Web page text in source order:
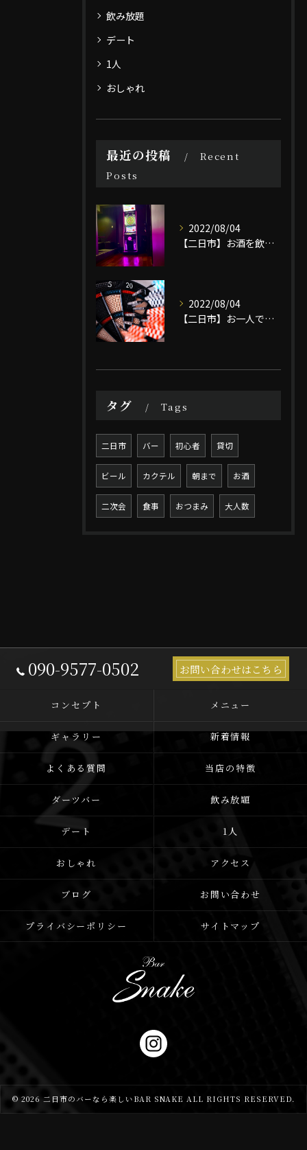
飲み放題
デート
1人
おしゃれ
最近の投稿
Recent
Posts
2022/08/04
【二日市】お酒を飲みながらダーツを楽しむなら/BAR SNAKEへ
2022/08/04
【二日市】お一人でも楽しめるバー｜BAR SNAKE
タグ Tags
二日市 バー 初心者 貸切
ビール カクテル 朝まで お酒
二次会 食事 おつまみ 大人数
090-9577-0502 お問い合わせはこちら
コンセプト メニュー
ギャラリー 新着情報
よくある質問 当店の特徴
ダーツバー 飲み放題
デート 1人
おしゃれ アクセス
ブログ お問い合わせ
プライバシーポリシー サイトマップ
© 2026 二日市のバーなら楽しいBAR SNAKE ALL RIGHTS RESERVED.